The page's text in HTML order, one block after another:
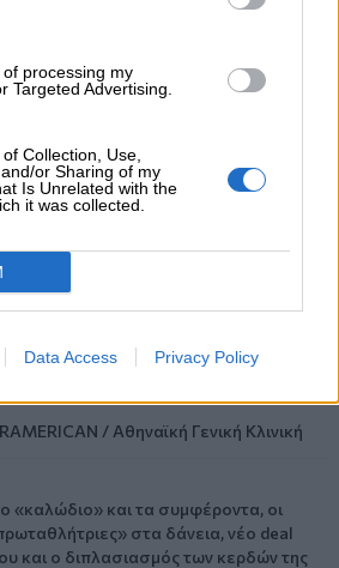
processing my
Targeted Advertising.
Collection, Use,
or Sharing of my
Is Unrelated with the
it was collected.
Data Access Privacy Policy
στάχτη, τι θα πει ο Ασφαλιστικός
Innovation Forum: Ένα στα πέντε
τελικά στην Ελλάδα
εισφορών ύψους 240 εκατ. ευρώ
την Κυβέρνηση
/ Αθηναϊκή Γενική Κλινική
«καλώδιο» και τα συμφέροντα, οι
στα δάνεια, νέο deal
και ο διπλασιασμός των κερδών της